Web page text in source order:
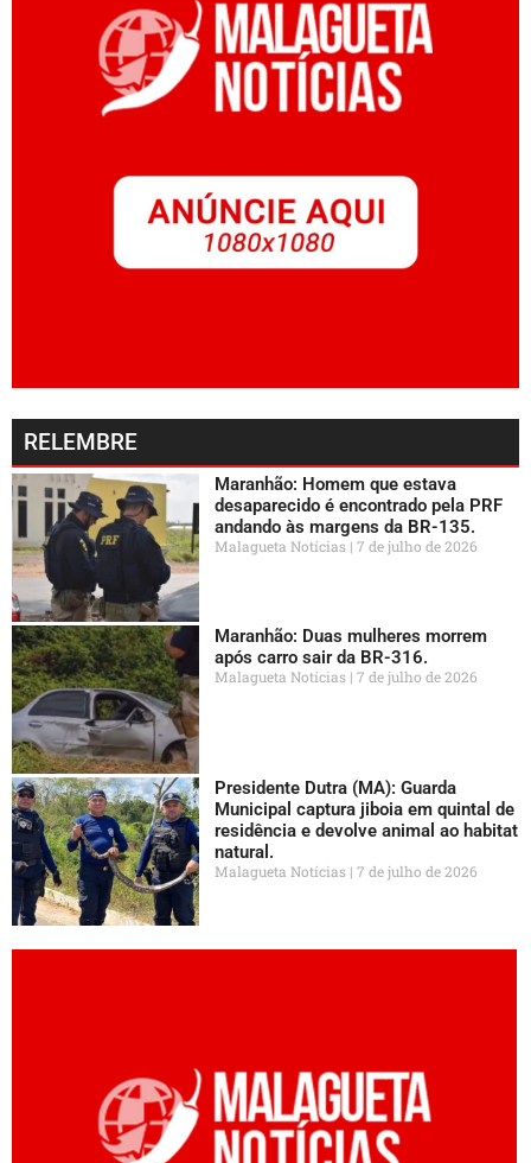
RELEMBRE
Maranhão: Homem que estava
desaparecido é encontrado pela PRF
andando às margens da BR-135.
Malagueta Notícias 7 de julho de 2026
Maranhão: Duas mulheres morrem
após carro sair da BR-316.
Malagueta Notícias 7 de julho de 2026
Presidente Dutra (MA): Guarda
Municipal captura jiboia em quintal de
residência e devolve animal ao habitat
natural.
Malagueta Notícias 7 de julho de 2026